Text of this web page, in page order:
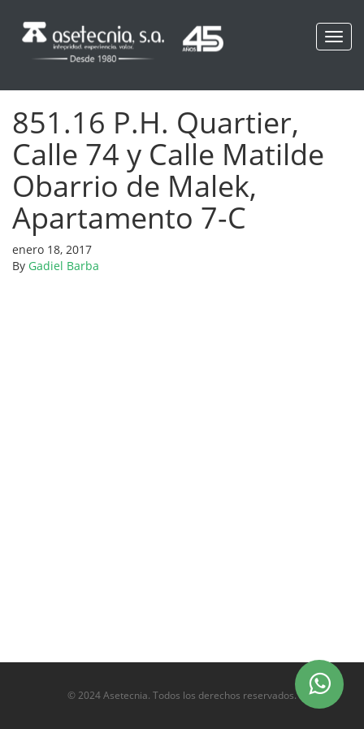
851.16 P.H. Quartier,
Calle 74 y Calle Matilde
Obarrio de Malek,
Apartamento 7-C
enero 18, 2017
By Gadiel Barba
© 2024 Asetecnia. Todos los derechos reservados.